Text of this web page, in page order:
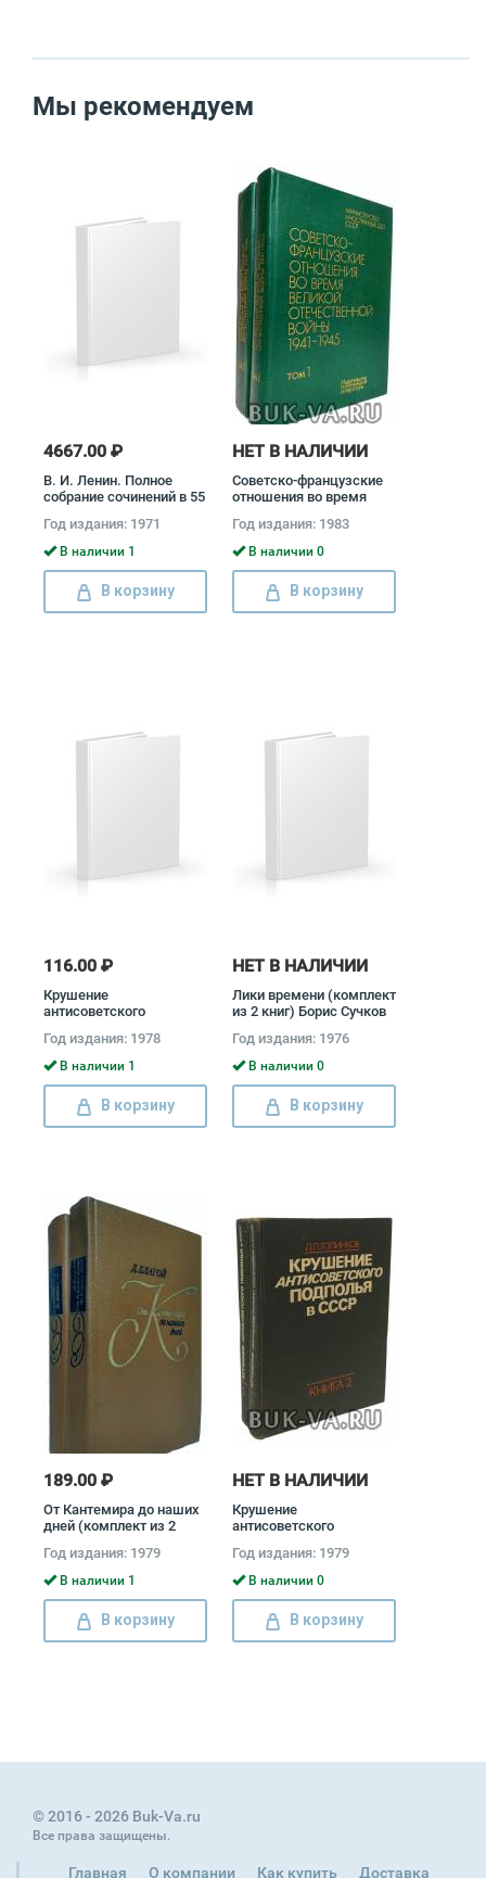
Мы рекомендуем
4667.00 ₽
В. И. Ленин. Полное
собрание сочинений в 55
Владимир Ленин
Год издания: 1971
В наличии 1
В корзину
НЕТ В НАЛИЧИИ
Советско-французские
отношения во время
войны 1941 - 1945
(комплект из 2 книг)
Год издания: 1983
В наличии 0
В корзину
116.00 ₽
Крушение
антисоветского
(комплект из 2 книг)
Давид Голинков
Год издания: 1978
В наличии 1
В корзину
НЕТ В НАЛИЧИИ
Лики времени (комплект
из 2 книг) Борис Сучков
Год издания: 1976
В наличии 0
В корзину
189.00 ₽
От Кантемира до наших
дней (комплект из 2
Год издания: 1979
В наличии 1
В корзину
НЕТ В НАЛИЧИИ
Крушение
антисоветского
(комплект из 2 книг)
Давид Голинков
Год издания: 1979
В наличии 0
В корзину
© 2016 - 2026 Buk-Va.ru
Все права защищены.
Главная О компании Как купить Доставка